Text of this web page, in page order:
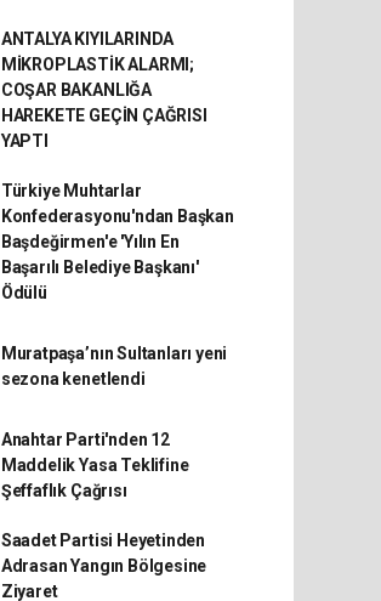
ANTALYA KIYILARINDA
MİKROPLASTİK ALARMI;
COŞAR BAKANLIĞA
HAREKETE GEÇİN ÇAĞRISI
YAPTI
Türkiye Muhtarlar
Konfederasyonu'ndan Başkan
Başdeğirmen'e 'Yılın En
Başarılı Belediye Başkanı'
Ödülü
Muratpaşa’nın Sultanları yeni
sezona kenetlendi
Anahtar Parti'nden 12
Maddelik Yasa Teklifine
Şeffaflık Çağrısı
Saadet Partisi Heyetinden
Adrasan Yangın Bölgesine
Ziyaret